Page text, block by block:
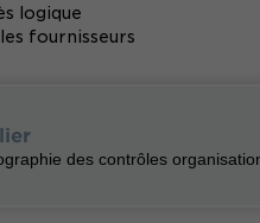
logique
fournisseurs
des contrôles